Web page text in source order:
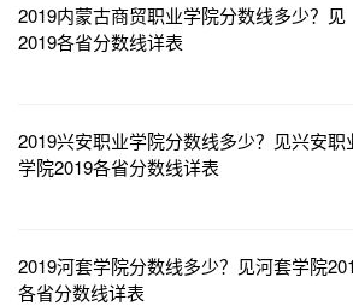
2019内蒙古商贸职业学院分数线多少？见
2019各省分数线详表
2019兴安职业学院分数线多少？见兴安职
学院2019各省分数线详表
2019河套学院分数线多少？见河套学院
各省分数线详表